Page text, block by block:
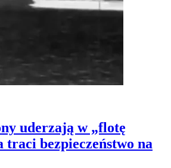
uderzają w „flotę
traci bezpieczeństwo na